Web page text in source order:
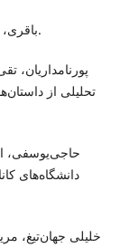
باقری، مهری. (۱۳۷۸). مقدمات زبان‌شناسی، تهران: قطره.